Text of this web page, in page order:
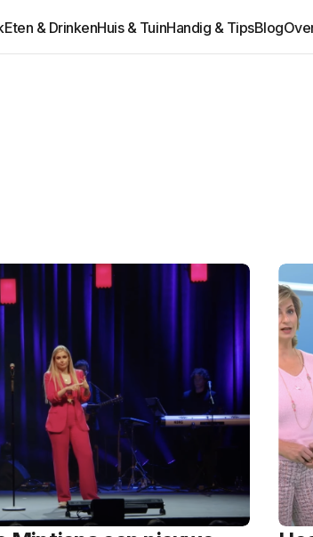
Eten & DrinkenHuis & TuinHandig & TipsBlog